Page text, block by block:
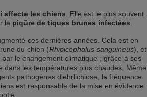
affecte les chiens . Elle est le plus souvent
la piqûre de tiques brunes infectées
ces dernières années. Cela est en
du chien (Rhipicephalus sanguineus), et
le changement climatique ; grâce à ses
dans les températures plus chaudes. Même
pathogènes d'ehrlichiose, la fréquence
est responsable de la mise en évidence